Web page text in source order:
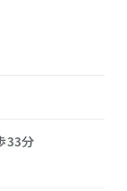
33分